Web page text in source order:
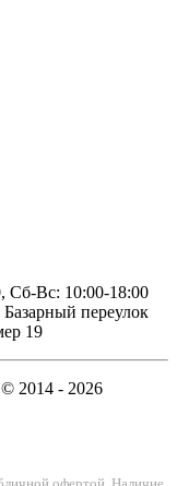
Сб-Вс: 10:00-18:00
переулок
19
2014 - 2026